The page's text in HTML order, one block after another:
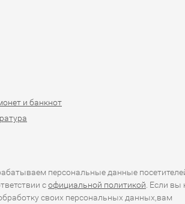
и банкнот
персональные данные
софициальной политикой . Если вы
своих персональных данных,вам